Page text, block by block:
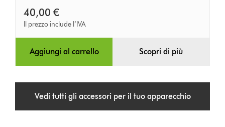
40,00 €
Il prezzo include l’IVA
Aggiungi al carrello Scopri di più
Vedi tutti gli accessori per il tuo apparecchio